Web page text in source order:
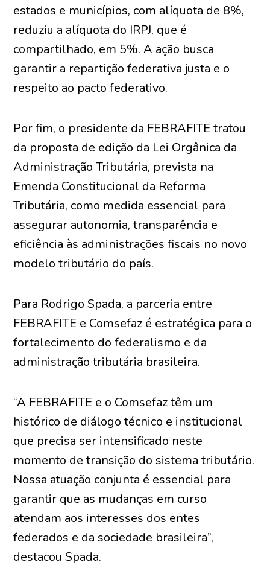
estados e municípios, com alíquota de 8%,
reduziu a alíquota do IRPJ, que é
compartilhado, em 5%. A ação busca
garantir a repartição federativa justa e o
respeito ao pacto federativo.
Por fim, o presidente da FEBRAFITE tratou
da proposta de edição da Lei Orgânica da
Administração Tributária, prevista na
Emenda Constitucional da Reforma
Tributária, como medida essencial para
assegurar autonomia, transparência e
eficiência às administrações fiscais no novo
modelo tributário do país.
Para Rodrigo Spada, a parceria entre
FEBRAFITE e Comsefaz é estratégica para o
fortalecimento do federalismo e da
administração tributária brasileira.
“A FEBRAFITE e o Comsefaz têm um
histórico de diálogo técnico e institucional
que precisa ser intensificado neste
momento de transição do sistema tributário.
Nossa atuação conjunta é essencial para
garantir que as mudanças em curso
atendam aos interesses dos entes
federados e da sociedade brasileira”,
destacou Spada.